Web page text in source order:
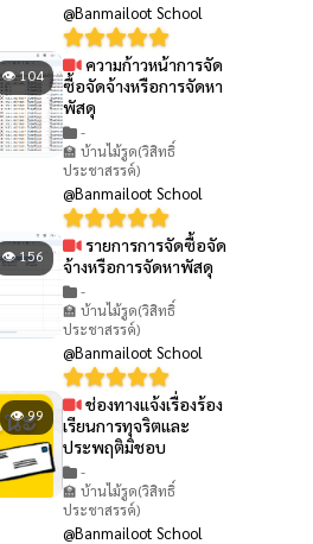
@Banmailoot School
👁 104
ความก้าวหน้าการจัด
ซื้อจัดจ้างหรือการจัดหา
พัสดุ
-
🏫 บ้านไม้รูด(วิสิทธิ์
ประชาสรรค์)
@Banmailoot School
👁 156
รายการการจัดซื้อจัด
จ้างหรือการจัดหาพัสดุ
-
🏫 บ้านไม้รูด(วิสิทธิ์
ประชาสรรค์)
@Banmailoot School
👁 99
ช่องทางแจ้งเรื่องร้อง
เรียนการทุจริตและ
ประพฤติมิชอบ
-
🏫 บ้านไม้รูด(วิสิทธิ์
ประชาสรรค์)
@Banmailoot School